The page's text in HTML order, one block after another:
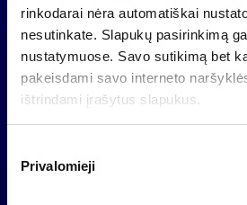
rinkodarai nėra automatiškai
nesutinkate. Slapukų pasirinkimą
nustatymuose. Savo sutikimą bet
pakeisdami savo interneto
ištrindami įrašytus slapukus.
Privalomieji
Naujienos